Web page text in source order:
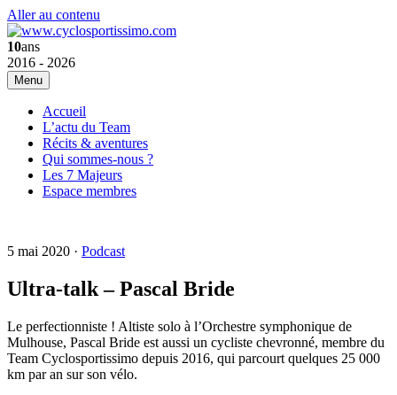
Aller au contenu
10ans
2016 - 2026
Menu
Accueil
L’actu du Team
Récits & aventures
Qui sommes-nous ?
Les 7 Majeurs
Espace membres
5 mai 2020 · Podcast
Ultra-talk – Pascal Bride
Le perfectionniste ! Altiste solo à l’Orchestre symphonique de
Mulhouse, Pascal Bride est aussi un cycliste chevronné, membre du
Team Cyclosportissimo depuis 2016, qui parcourt quelques 25 000
km par an sur son vélo.